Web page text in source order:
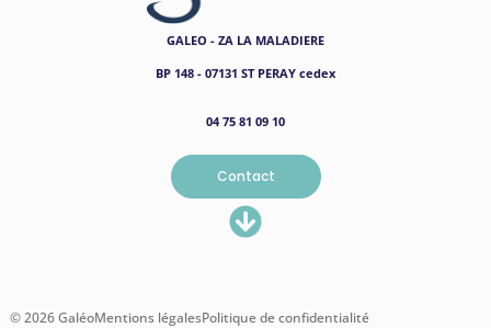
GALEO - ZA LA MALADIERE
BP 148 - 07131 ST PERAY cedex
04 75 81 09 10
Contact
© 2026 GaléoMentions légalesPolitique de confidentialité